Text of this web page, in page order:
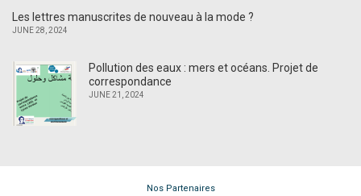
Les lettres manuscrites de nouveau à la mode ?
JUNE 28, 2024
Pollution des eaux : mers et océans. Projet de
correspondance
JUNE 21, 2024
Nos Partenaires